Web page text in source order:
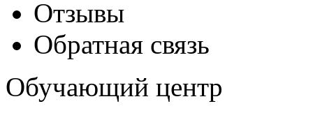
Отзывы
Обратная связь
Обучающий центр